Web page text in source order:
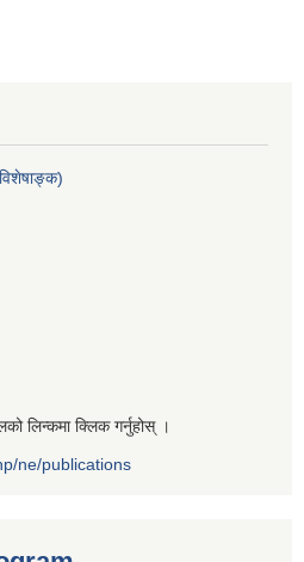
लिन्कमा क्लिक गर्नुहोस् ।
ne/publications